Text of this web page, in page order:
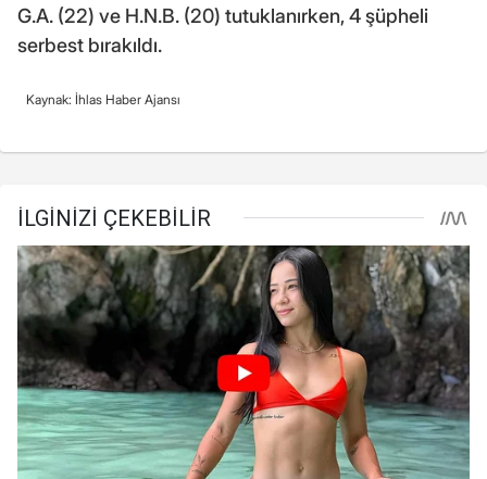
G.A. (22) ve H.N.B. (20) tutuklanırken, 4 şüpheli
serbest bırakıldı.
Kaynak: İhlas Haber Ajansı